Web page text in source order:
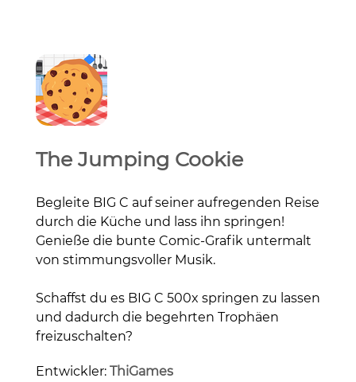
The Jumping Cookie
Begleite BIG C auf seiner aufregenden Reise
durch die Küche und lass ihn springen!
Genieße die bunte Comic-Grafik untermalt
von stimmungsvoller Musik.
Schaffst du es BIG C 500x springen zu lassen
und dadurch die begehrten Trophäen
freizuschalten?
Entwickler: ThiGames